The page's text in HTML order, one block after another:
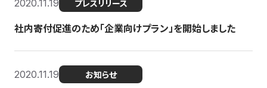
2020.11.19 プレスリリース
社内寄付促進のため「企業向けプラン」を開始しました
2020.11.19 お知らせ